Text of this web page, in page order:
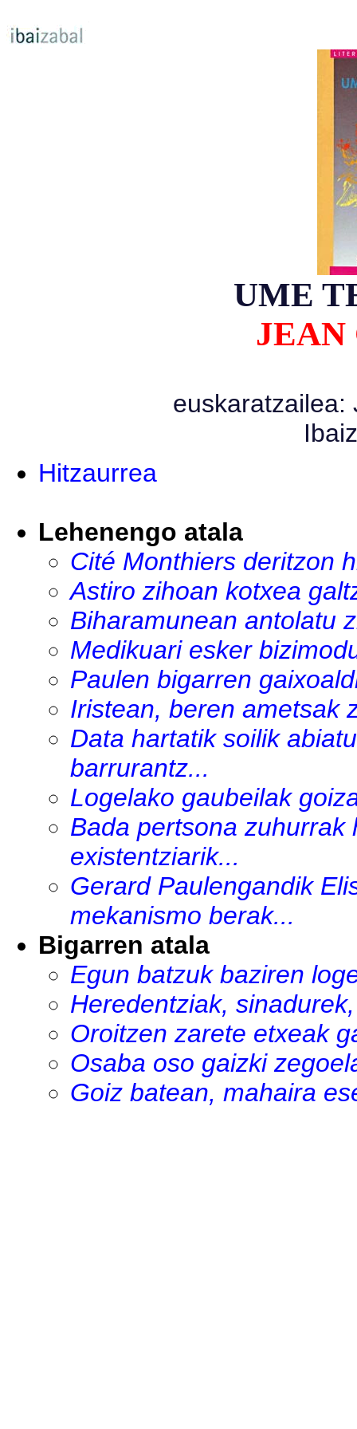
UME
JEAN
euskaratzailea:
Hitzaurrea
Lehenengo atala
Cité Monthiers deritzon
Astiro zihoan kotxea
Biharamunean antolatu
Medikuari esker
Paulen bigarren
Iristean, beren ametsak
Data hartatik soilik
barrurantz...
Logelako gaubeilak
Bada pertsona
existentziarik...
Gerard Paulengandik
mekanismo berak...
Bigarren atala
Egun batzuk baziren
Heredentziak,
Oroitzen zarete etxeak
Osaba oso gaizki
Goiz batean, mahaira